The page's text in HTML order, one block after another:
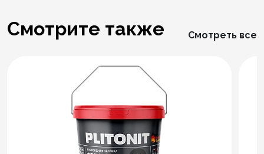
Смотрите также Смотреть все